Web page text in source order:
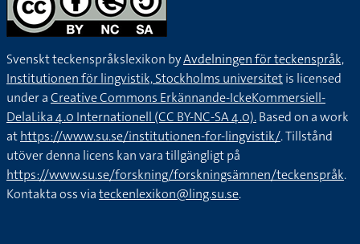
Svenskt teckenspråkslexikon byAvdelningen för teckenspråk,
Institutionen för lingvistik, Stockholms universitetis licensed
under aCreative Commons Erkännande-IckeKommersiell-
DelaLika 4.0 Internationell (CC BY-NC-SA 4.0).Based on a work
athttps://www.su.se/institutionen-for-lingvistik/. Tillstånd
utöver denna licens kan vara tillgängligt på
https://www.su.se/forskning/forskningsämnen/teckenspråk.
Kontakta oss viateckenlexikon@ling.su.se.